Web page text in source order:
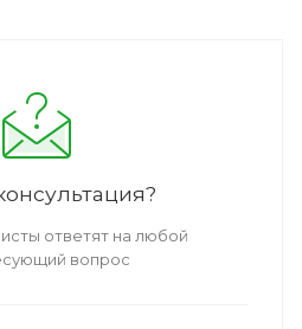
ответят на любой
вопрос